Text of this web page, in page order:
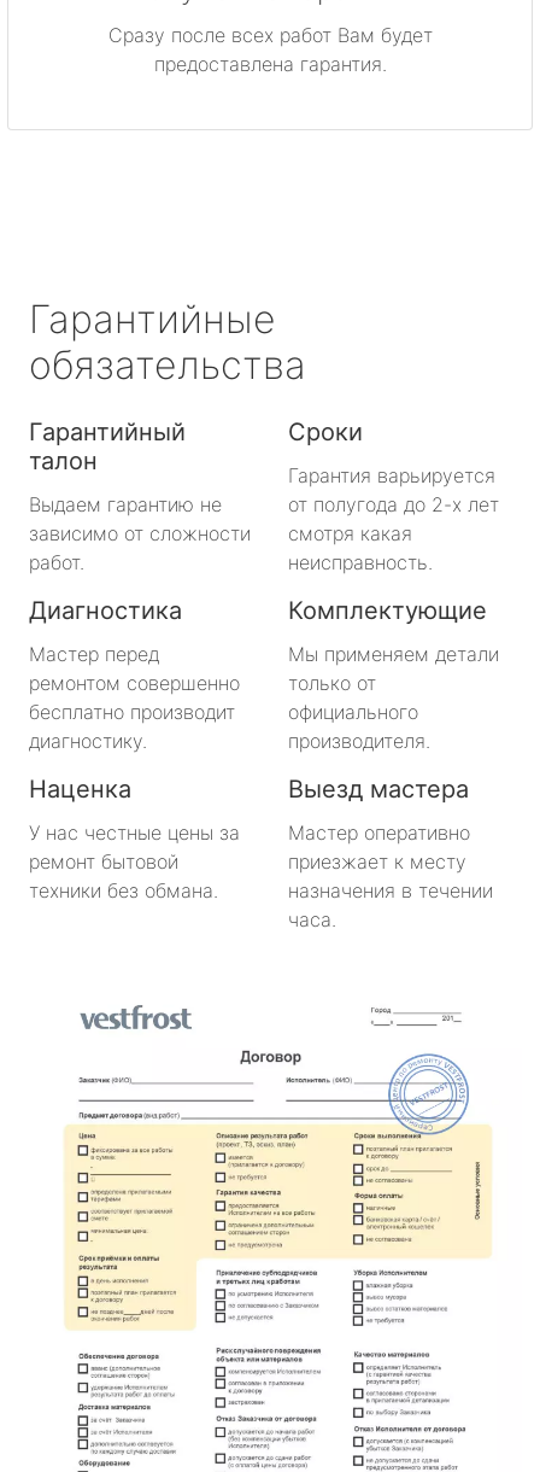
Сразу после всех работ Вам будет
предоставлена гарантия.
Гарантийные
обязательства
Гарантийный
талон
Выдаем гарантию не
зависимо от сложности
работ.
Сроки
Гарантия варьируется
от полугода до 2-х лет
смотря какая
неисправность.
Диагностика
Мастер перед
ремонтом совершенно
бесплатно производит
диагностику.
Комплектующие
Мы применяем детали
только от
официального
производителя.
Наценка
У нас честные цены за
ремонт бытовой
техники без обмана.
Выезд мастера
Мастер оперативно
приезжает к месту
назначения в течении
часа.